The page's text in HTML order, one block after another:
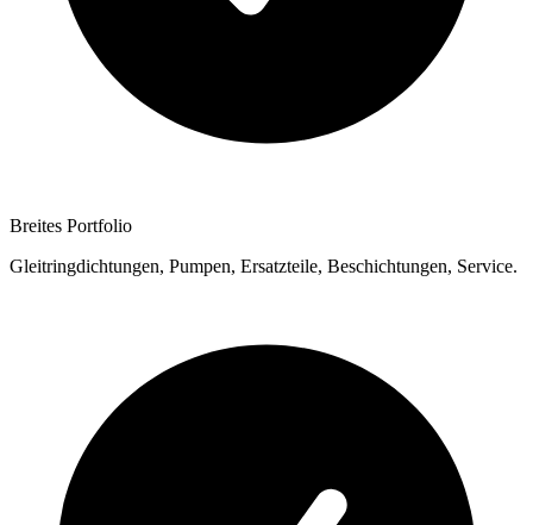
Breites Portfolio
Gleitringdichtungen, Pumpen, Ersatzteile, Beschichtungen, Service.